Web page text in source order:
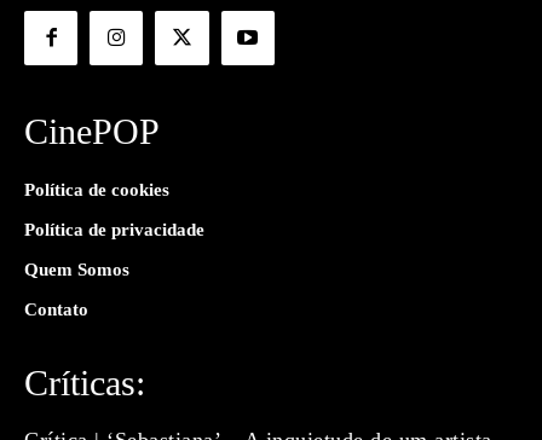
CinePOP
Política de cookies
Política de privacidade
Quem Somos
Contato
Críticas: